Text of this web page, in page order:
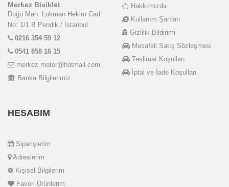
Merkez Bisiklet
Doğu Mah. Lokman Hekim Cad.
No: 1/1 B Pendik / İstanbul
0216 354 59 12
0541 858 16 15
merkez.motor@hotmail.com
Banka Bilgilerimiz
Hakkımızda
Kullanım Şartları
Gizlilik Bildirimi
Mesafeli Satış Sözleşmesi
Teslimat Koşulları
İptal ve İade Koşulları
HESABIM
Siparişlerim
Adreslerim
Kişisel Bilgilerim
Favori Ürünlerim